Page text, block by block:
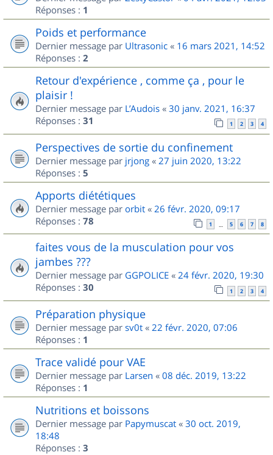
Réponses : 1
Poids et performance
Dernier message par Ultrasonic « 16 mars 2021, 14:52
Réponses : 2
Retour d'expérience , comme ça , pour le
plaisir !
Dernier message par L’Audois « 30 janv. 2021, 16:37
Réponses : 31 1 2 3 4
Perspectives de sortie du confinement
Dernier message par jrjong « 27 juin 2020, 13:22
Réponses : 5
Apports diététiques
Dernier message par orbit « 26 févr. 2020, 09:17
Réponses : 78 1 … 5 6 7 8
faites vous de la musculation pour vos
jambes ???
Dernier message par GGPOLICE « 24 févr. 2020, 19:30
Réponses : 30 1 2 3 4
Préparation physique
Dernier message par sv0t « 22 févr. 2020, 07:06
Réponses : 1
Trace validé pour VAE
Dernier message par Larsen « 08 déc. 2019, 13:22
Réponses : 1
Nutritions et boissons
Dernier message par Papymuscat « 30 oct. 2019,
18:48
Réponses : 3